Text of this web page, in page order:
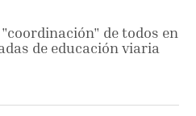
de todos en
de educación viaria